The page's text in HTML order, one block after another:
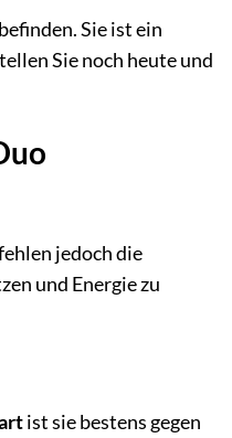
Sie ist ein
Sie noch heute und
jedoch die
und Energie zu
ist sie bestens gegen